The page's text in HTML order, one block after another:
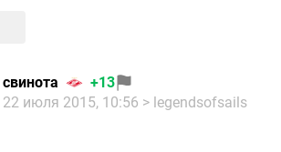
свинота
+13
22 июля 2015, 10:56 > legendsofsails